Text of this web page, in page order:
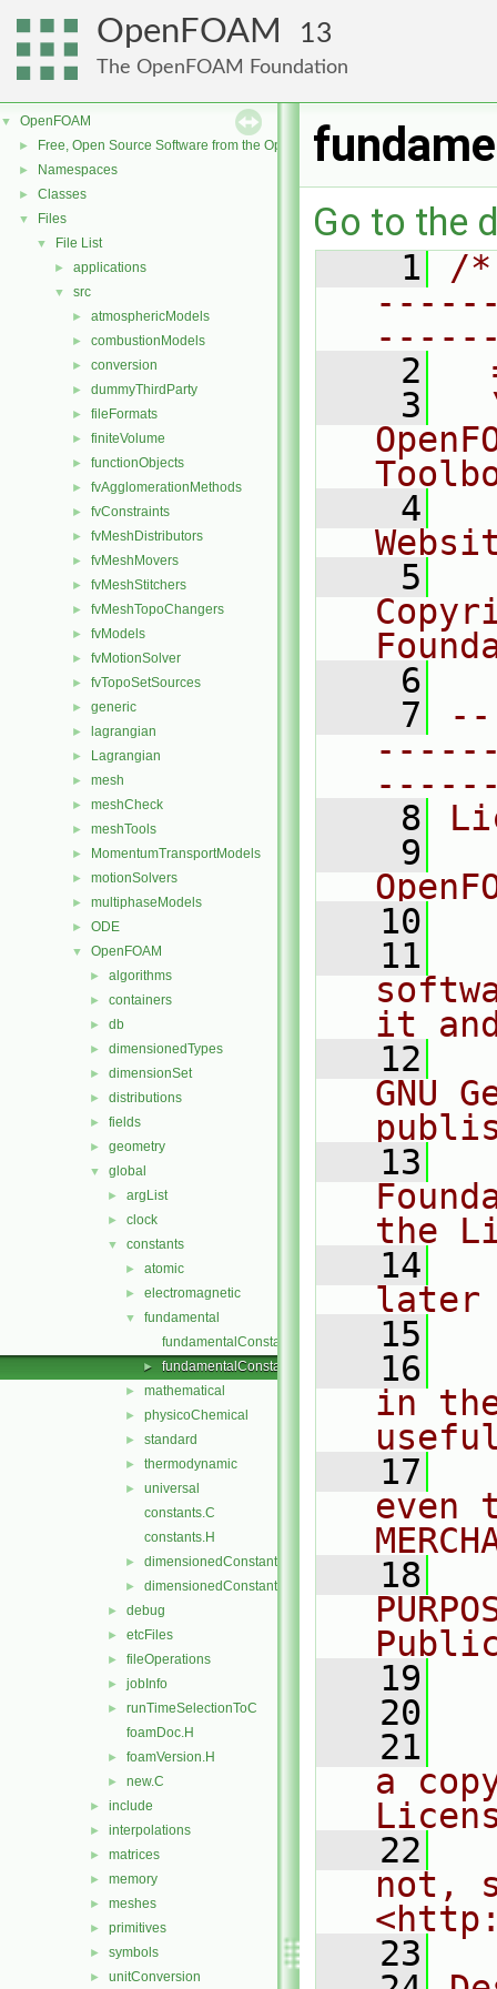
OpenFOAM 13
The OpenFOAM Foundation
▼ OpenFOAM
► Free, Open Source Software from the OpenFOAM Foundation
► Namespaces
► Classes
▼ Files
▼ File List
► applications
▼ src
► atmosphericModels
► combustionModels
► conversion
► dummyThirdParty
► fileFormats
► finiteVolume
► functionObjects
► fvAgglomerationMethods
► fvConstraints
► fvMeshDistributors
► fvMeshMovers
► fvMeshStitchers
► fvMeshTopoChangers
► fvModels
► fvMotionSolver
► fvTopoSetSources
► generic
► lagrangian
► Lagrangian
► mesh
► meshCheck
► meshTools
► MomentumTransportModels
► motionSolvers
► multiphaseModels
► ODE
▼ OpenFOAM
► algorithms
► containers
► db
► dimensionedTypes
► dimensionSet
► distributions
► fields
► geometry
▼ global
► argList
► clock
▼ constants
► atomic
► electromagnetic
▼
fundamental
fundamentalConstants.C
► fundamentalConstants.H
► mathematical
► physicoChemical
► standard
► thermodynamic
►
universal
constants.C
constants.H
► dimensionedConstants.C
► dimensionedConstants.H
► debug
► etcFiles
► fileOperations
► jobInfo
►
runTimeSelectionToC
foamDoc.H
► foamVersion.H
► new.C
► include
► interpolations
► matrices
► memory
► meshes
► primitives
► symbols
► unitConversion
Go to the
    1
/
    2
    3
    4
    5
    6
    7
    8
    9
   10
   11
it
   12
GNU
   13
the
   14
later
   15
   16
in
   17
even
   18
   19
   20
   21
a
   22
not,
   23